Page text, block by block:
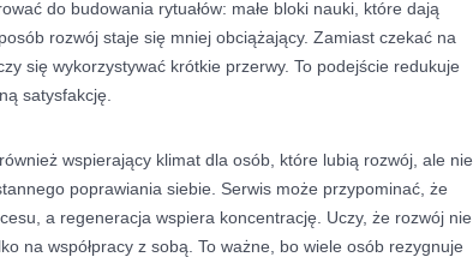
do budowania rytuałów: małe bloki nauki, które dają
rozwój staje się mniej obciążający. Zamiast czekać na
się wykorzystywać krótkie przerwy. To podejście redukuje
satysfakcję.
wspierający klimat dla osób, które lubią rozwój, ale nie
poprawiania siebie. Serwis może przypominać, że
a regeneracja wspiera koncentrację. Uczy, że rozwój nie
na współpracy z sobą. To ważne, bo wiele osób rezygnuje